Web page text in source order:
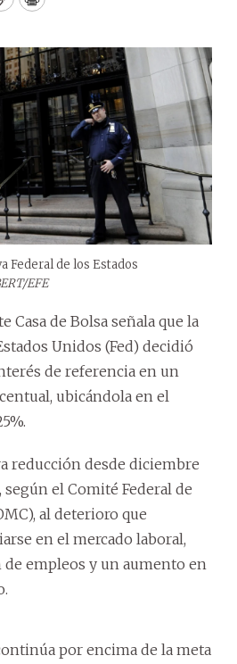
CopyPrint
Federal de los Estados
EFE
Casa de Bolsa señala que la
Unidos (Fed) decidió
de referencia en un
ubicándola en el
reducción desde diciembre
el Comité Federal de
al deterioro que
en el mercado laboral,
empleos y un aumento en
por encima de la meta